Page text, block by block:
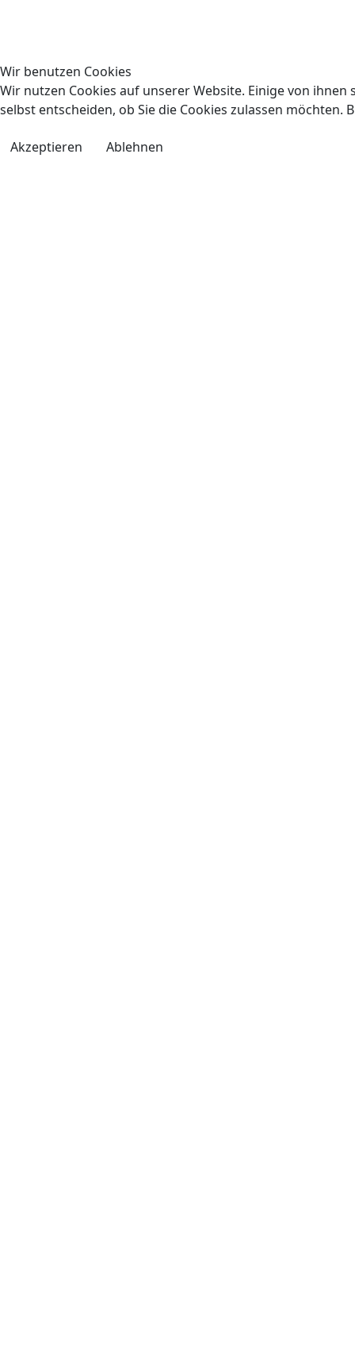
Wir benutzen Cookies
Wir nutzen Cookies auf unserer Website. Einige von
selbst entscheiden, ob Sie die Cookies zulassen
Akzeptieren Ablehnen